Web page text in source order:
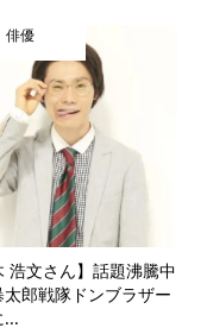
俳優
浩文さん】話題沸騰中
太郎戦隊ドンブラザー
...